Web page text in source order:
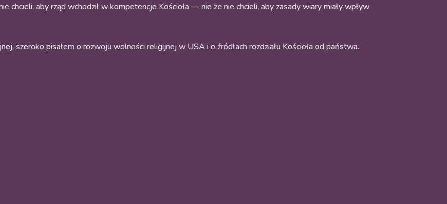
chcieli, aby rząd wchodził w kompetencje Kościoła — nie że nie chcieli, aby zasady wiary miały wpływ
szeroko pisałem o rozwoju wolności religijnej w USA i o źródłach rozdziału Kościoła od państwa.